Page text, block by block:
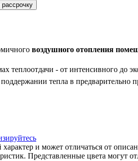
рассрочку
воздушного отопления
теплоотдачи - от интенсивного до
тепла в предварительно
и может отличаться от
Представленные цвета могут